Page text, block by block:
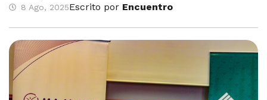
8 Ago, 2025Escrito por Encuentro